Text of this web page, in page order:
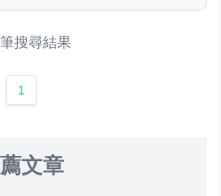
搜尋結果
1
文章